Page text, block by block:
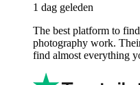
1 dag geleden
The best platform to
photography work.
find almost everything